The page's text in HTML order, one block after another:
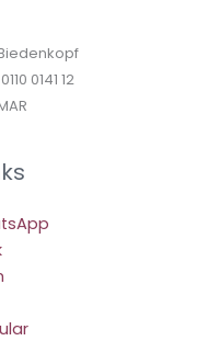
0141 12